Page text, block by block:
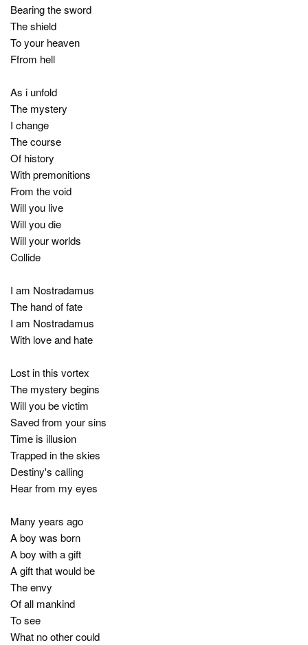
Bearing the sword
The shield
To your heaven
Ffrom hell
As i unfold
The mystery
I change
The course
Of history
With premonitions
From the void
Will you live
Will you die
Will your worlds
Collide
I am Nostradamus
The hand of fate
I am Nostradamus
With love and hate
Lost in this vortex
The mystery begins
Will you be victim
Saved from your sins
Time is illusion
Trapped in the skies
Destiny's calling
Hear from my eyes
Many years ago
A boy was born
A boy with a gift
A gift that would be
The envy
Of all mankind
To see
What no other could